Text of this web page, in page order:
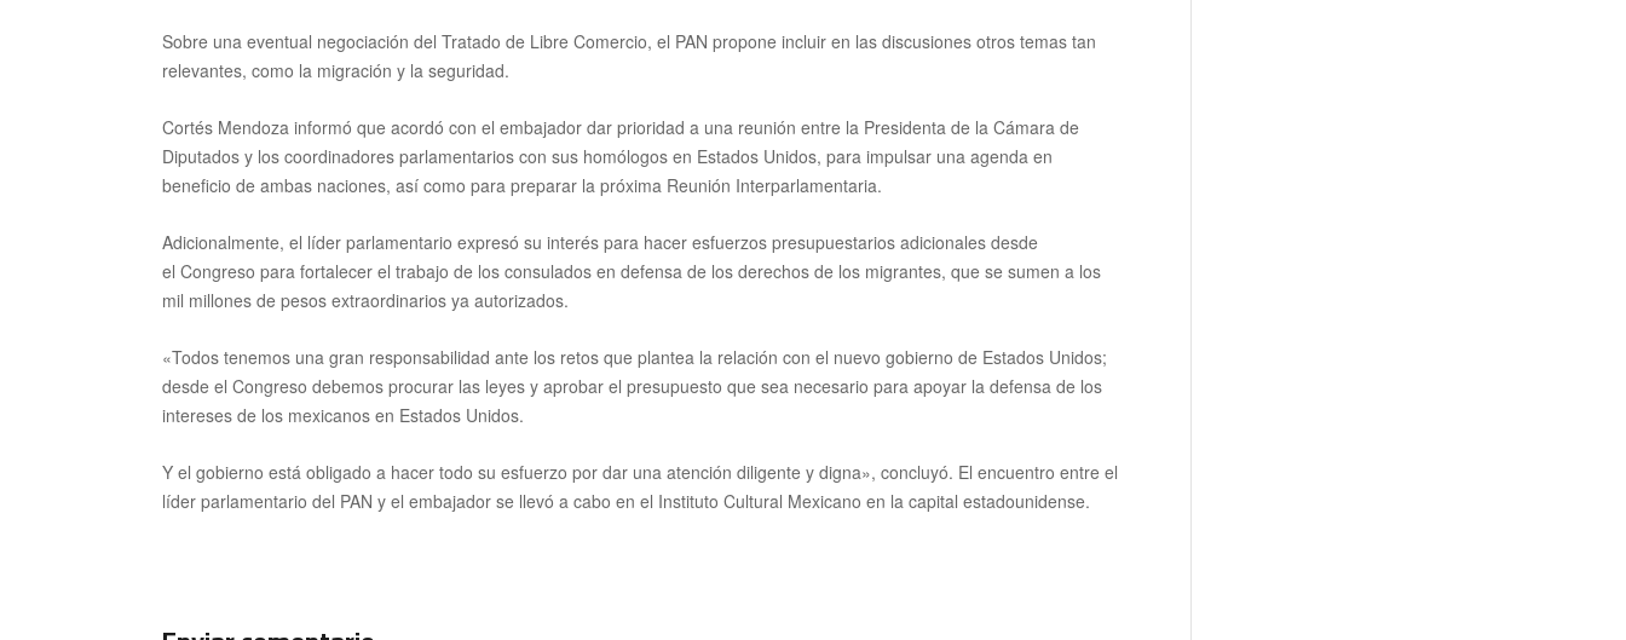
Sobre una eventual negociación del Tratado de Libre Comercio, el PAN propone incluir en las discusiones otros temas tan
relevantes, como la migración y la seguridad.
Cortés Mendoza informó que acordó con el embajador dar prioridad a una reunión entre la Presidenta de la Cámara de
Diputados y los coordinadores parlamentarios con sus homólogos en Estados Unidos, para impulsar una agenda en
beneficio de ambas naciones, así como para preparar la próxima Reunión Interparlamentaria.
Adicionalmente, el líder parlamentario expresó su interés para hacer esfuerzos presupuestarios adicionales desde
elCongreso para fortalecer el trabajo de los consulados en defensa de los derechos de los migrantes, que se sumen a los
mil millones de pesos extraordinarios ya autorizados.
«Todos tenemos una gran responsabilidad ante los retos que plantea la relación con el nuevo gobierno de Estados Unidos;
desde elCongreso debemos procurar las leyes y aprobar el presupuesto que sea necesario para apoyar la defensa de los
intereses de los mexicanos en Estados Unidos.
Y el gobierno está obligado a hacer todo su esfuerzo por dar una atención diligente y digna», concluyó. El encuentro entre el
líder parlamentario del PAN y el embajador se llevó a cabo en el Instituto Cultural Mexicano en la capital estadounidense.